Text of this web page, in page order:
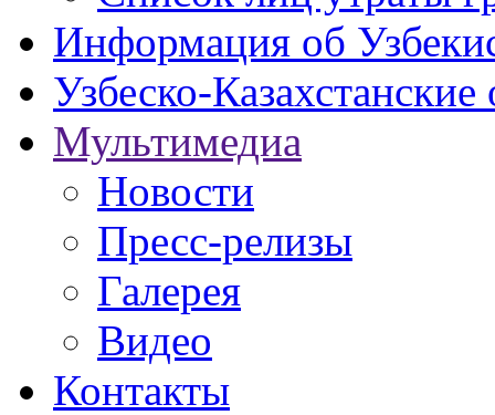
Информация об
Узбеско-
Мультимедиа
Новости
Пресс-релизы
Галерея
Видео
Контакты